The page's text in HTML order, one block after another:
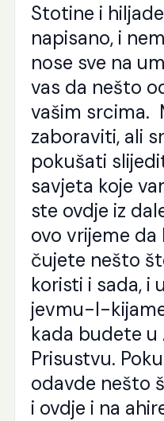
Stotine i
napisano, i
nose sve na
vas da nešto
vašim srcima.
zaboraviti, ali
pokušati
savjeta koje
ste ovdje iz
ovo vrijeme
čujete nešto
koristi i sada, i
jevmu-l-
kada budete u
Prisustvu.
odavde nešto
i ovdje i na